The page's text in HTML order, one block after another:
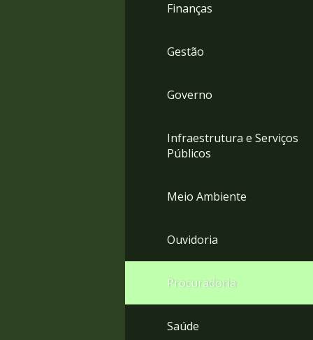
Finanças
Gestão
Governo
Infraestrutura e Serviços
Públicos
Meio Ambiente
Ouvidoria
Procuradoria
Saúde